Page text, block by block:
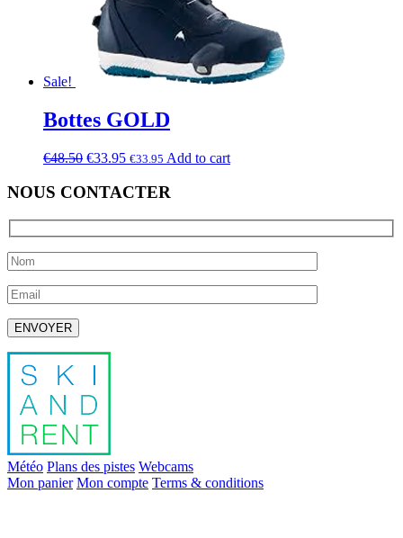
Sale!
Bottes GOLD
€48.50 €33.95 €33.95 Add to cart
NOUS CONTACTER
Laissez ce champ vide.
Météo Plans des pistes Webcams
Mon panier Mon compte Terms & conditions